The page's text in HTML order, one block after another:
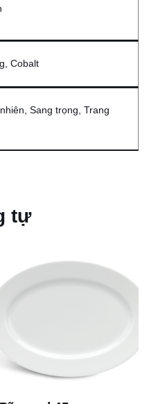
Cobalt
Sang trọng, Trang
tự